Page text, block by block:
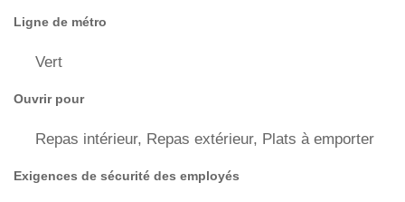
Ligne de métro
Vert
Ouvrir pour
Repas intérieur, Repas extérieur, Plats à emporter
Exigences de sécurité des employés